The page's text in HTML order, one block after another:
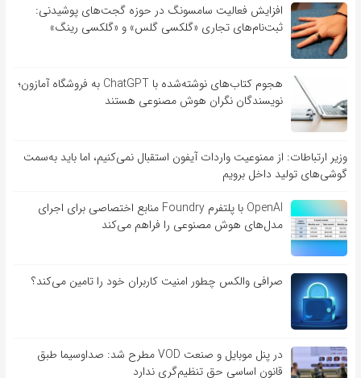
افزایش فعالیت سامسونگ در حوزه گجت‌های پوشیدنی:
ثبت‌نام‌های تجاری «گلکسی گلس» و «گلکسی رینگ»
هجوم کتاب‌های نوشته‌شده با ChatGPT به فروشگاه آمازون؛
نویسندگان نگران هوش مصنوعی هستند
وزیر ارتباطات: از ممنوعیت واردات آیفون استقبال نمی‌کنیم، اما باید به‌سمت
گوشی‌های تولید داخل برویم
OpenAI با پلتفرم Foundry منابع اختصاصی برای اجرای
مدل‌های هوش مصنوعی را فراهم می‌کند
صرافی والکس چطور امنیت کاربران خود را تامین می‌کند؟
در پنل موبایل و صنعت VOD مطرح شد: صداوسیما طبق
قانون اساسی حق تنظیم‌گری ندارد